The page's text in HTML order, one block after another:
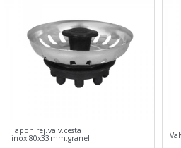
Tapon rej.valv.cesta
inox.80x33mm.granel